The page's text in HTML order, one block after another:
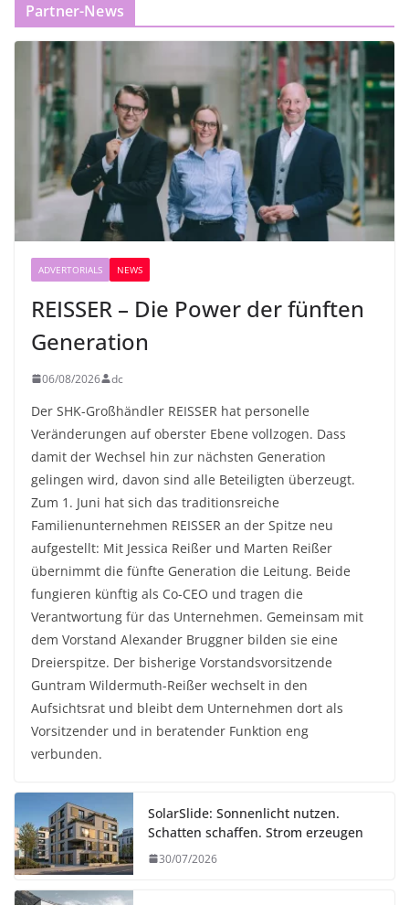
Partner-News
ADVERTORIALS NEWS
REISSER – Die Power der fünften
Generation
06/08/2026 dc
Der SHK-Großhändler REISSER hat personelle
Veränderungen auf oberster Ebene vollzogen. Dass
damit der Wechsel hin zur nächsten Generation
gelingen wird, davon sind alle Beteiligten überzeugt.
Zum 1. Juni hat sich das traditionsreiche
Familienunternehmen REISSER an der Spitze neu
aufgestellt: Mit Jessica Reißer und Marten Reißer
übernimmt die fünfte Generation die Leitung. Beide
fungieren künftig als Co-CEO und tragen die
Verantwortung für das Unternehmen. Gemeinsam mit
dem Vorstand Alexander Bruggner bilden sie eine
Dreierspitze. Der bisherige Vorstandsvorsitzende
Guntram Wildermuth-Reißer wechselt in den
Aufsichtsrat und bleibt dem Unternehmen dort als
Vorsitzender und in beratender Funktion eng
verbunden.
SolarSlide: Sonnenlicht nutzen.
Schatten schaffen. Strom erzeugen
30/07/2026